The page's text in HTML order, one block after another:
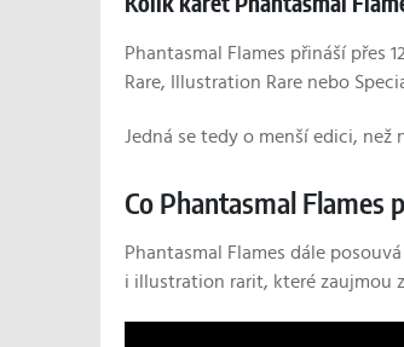
Kolik karet Phantasmal
Phantasmal Flames přináší přes
Rare, Illustration Rare nebo
Jedná se tedy o menší edici, než
Co Phantasmal Flames
Phantasmal Flames dále
i illustration rarit, které zaujmou